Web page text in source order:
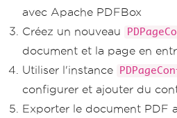
avec Apache PDFBox
Créez un nouveau
document et la page en
Utiliser l'instance
configurer et ajouter du
Exporter le document PDF